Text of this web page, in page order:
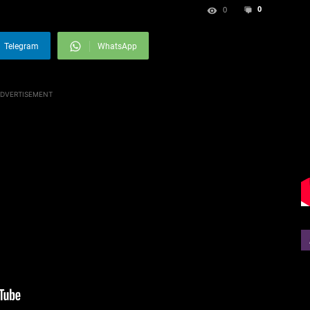
0
0
Telegram WhatsApp